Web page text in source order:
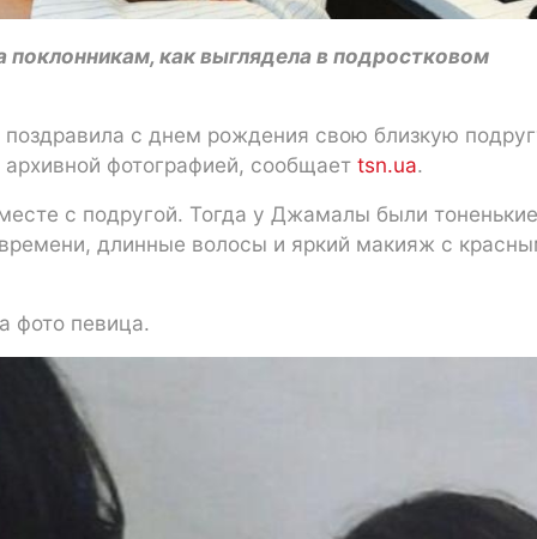
как выглядела в подростковом
с днем рождения свою близкую
фотографией, сообщает tsn.ua.
с подругой. Тогда у Джамалы были тоненькие
длинные волосы и яркий макияж с
фото певица.